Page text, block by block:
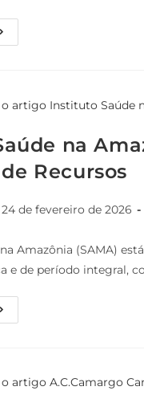
na
Recursos
24 de fevereiro de 2026
Amazônia (SAMA)
e de período integral,